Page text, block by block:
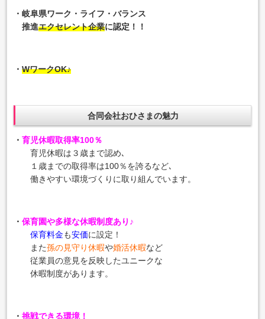
・岐阜県ワーク・ライフ・バランス
推進エクセレント企業に認定！！
・WワークOK♪
合同会社おひさまの魅力
・育児休暇取得率100％
育児休暇は３歳まで認め､
１歳までの取得率は100％を誇るなど､
働きやすい環境づくりに取り組んでいます。
・保育園や多様な休暇制度あり♪
保育料金も安価に設定！
また孫の見守り休暇や婚活休暇など
従業員の意見を反映したユニークな
休暇制度があります。
・挑戦できる環境！